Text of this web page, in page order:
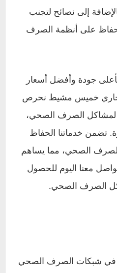
إلى نصائح لتجنب
على أنظمة الصرف
جودة وأفضل أسعار
خميس مشيط نحرص
لمشاكل الصرف الصحي،
تضمن خدماتنا الحفاظ
الصرف الصحي، مما يساهم
معنا اليوم للحصول
الصرف الصحي.
في شبكات الصرف الصحي